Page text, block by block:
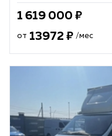
1 619 000
от 13972 /мес